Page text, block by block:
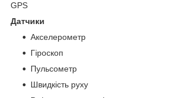
GPS
Датчики
Акселерометр
Гіроскоп
Пульсометр
Швидкість руху